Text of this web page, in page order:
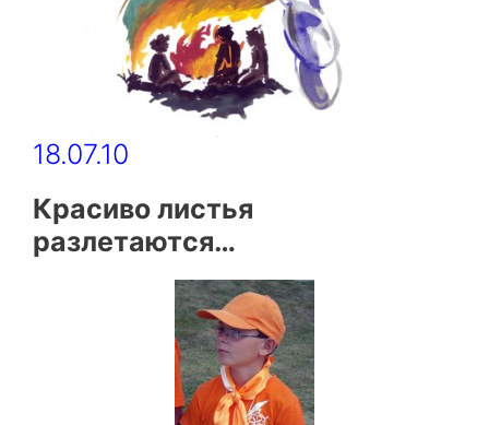
18.07.10
Красиво листья
разлетаются…